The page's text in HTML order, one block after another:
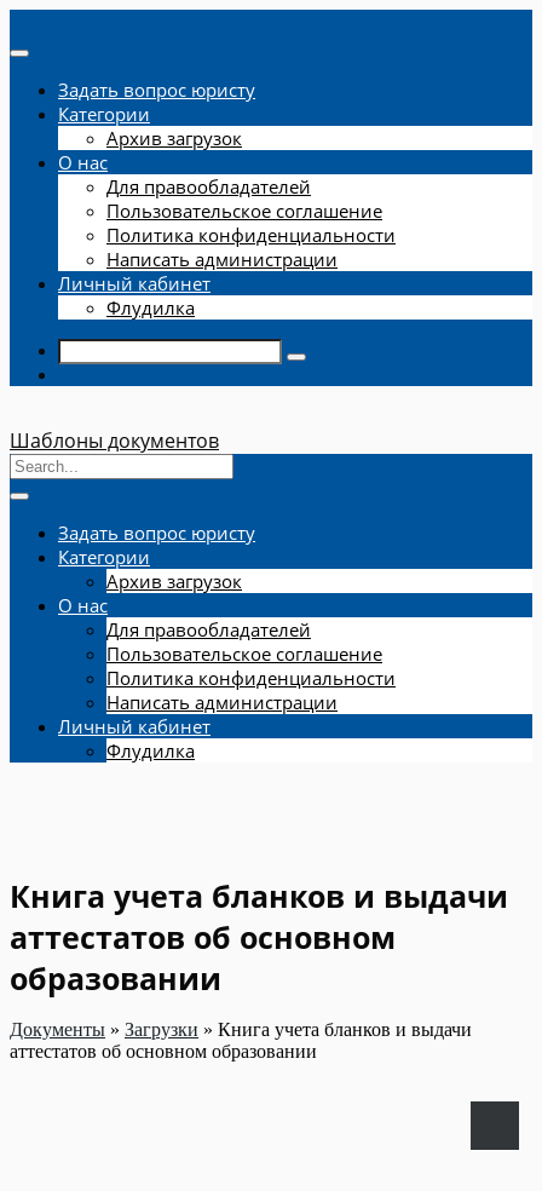
Задать вопрос юристу
Категории
Архив загрузок
О нас
Для правообладателей
Пользовательское соглашение
Политика конфиденциальности
Написать администрации
Личный кабинет
Флудилка
Шаблоны документов
Задать вопрос юристу
Категории
Архив загрузок
О нас
Для правообладателей
Пользовательское соглашение
Политика конфиденциальности
Написать администрации
Личный кабинет
Флудилка
Книга учета бланков и выдачи
аттестатов об основном
образовании
Документы » Загрузки » Книга учета бланков и выдачи
аттестатов об основном образовании